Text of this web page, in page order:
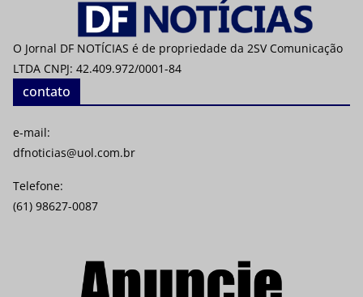
O Jornal DF NOTÍCIAS é de propriedade da 2SV Comunicação
LTDA CNPJ: 42.409.972/0001-84
contato
e-mail:
dfnoticias@uol.com.br
Telefone:
(61) 98627-0087